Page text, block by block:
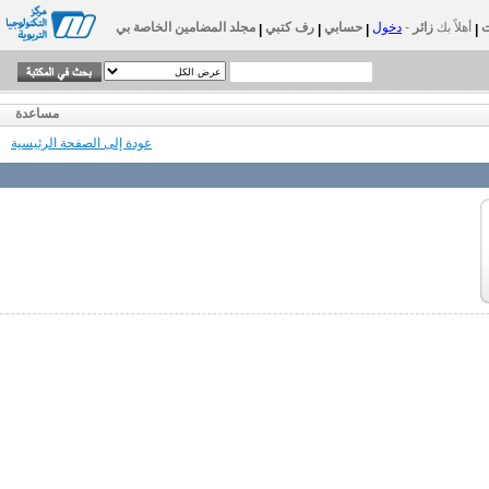
أهلاً بك زائر - دخول حسابي رف كتبي مجلد المضامين الخاصة بي
مساعدة
عودة إلى الصفحة الرئيسية